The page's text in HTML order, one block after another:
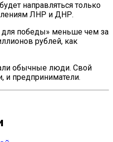
направляться только
ЛНР и ДНР.
победы» меньше чем за
рублей, как
обычные люди. Свой
и предприниматели.